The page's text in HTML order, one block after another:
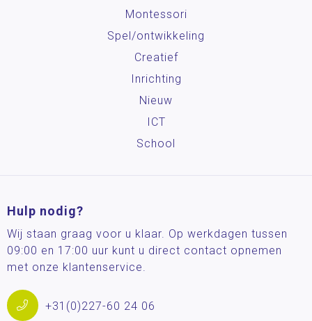
Montessori
Spel/ontwikkeling
Creatief
Inrichting
Nieuw
ICT
School
Hulp nodig?
Wij staan graag voor u klaar. Op werkdagen tussen
09:00 en 17:00 uur kunt u direct contact opnemen
met onze klantenservice.
+31(0)227-60 24 06